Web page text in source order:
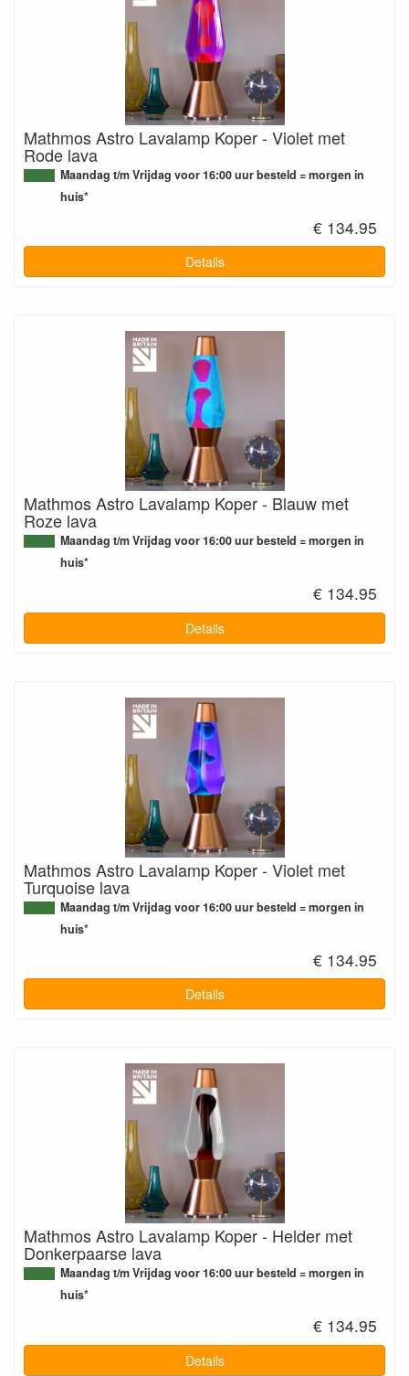
Mathmos Astro Lavalamp Koper - Violet met
Rode lava
Maandag t/m Vrijdag voor 16:00 uur besteld = morgen in
huis*
€ 134.95
Details
Mathmos Astro Lavalamp Koper - Blauw met
Roze lava
Maandag t/m Vrijdag voor 16:00 uur besteld = morgen in
huis*
€ 134.95
Details
Mathmos Astro Lavalamp Koper - Violet met
Turquoise lava
Maandag t/m Vrijdag voor 16:00 uur besteld = morgen in
huis*
€ 134.95
Details
Mathmos Astro Lavalamp Koper - Helder met
Donkerpaarse lava
Maandag t/m Vrijdag voor 16:00 uur besteld = morgen in
huis*
€ 134.95
Details